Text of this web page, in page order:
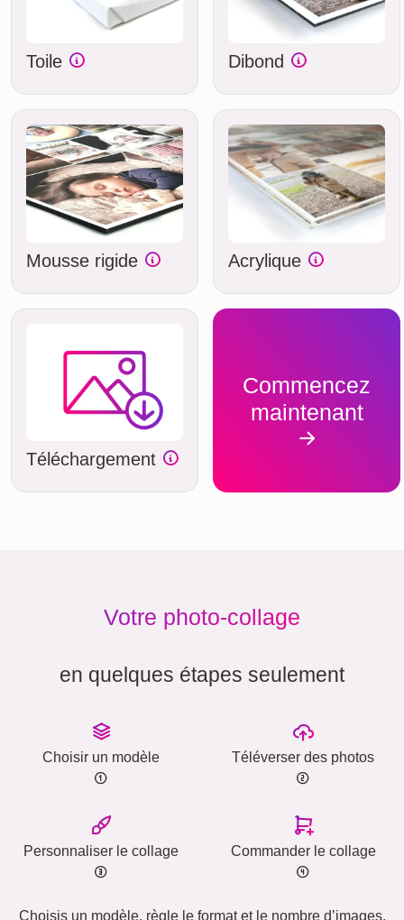
Toile Dibond
Mousse rigide Acrylique
Téléchargement
Commencez
maintenant
Votre photo-collage
en quelques étapes seulement
Choisir un modèle Téléverser des photos
Personnaliser le collage Commander le collage
Choisis un modèle, règle le format et le nombre d’images,